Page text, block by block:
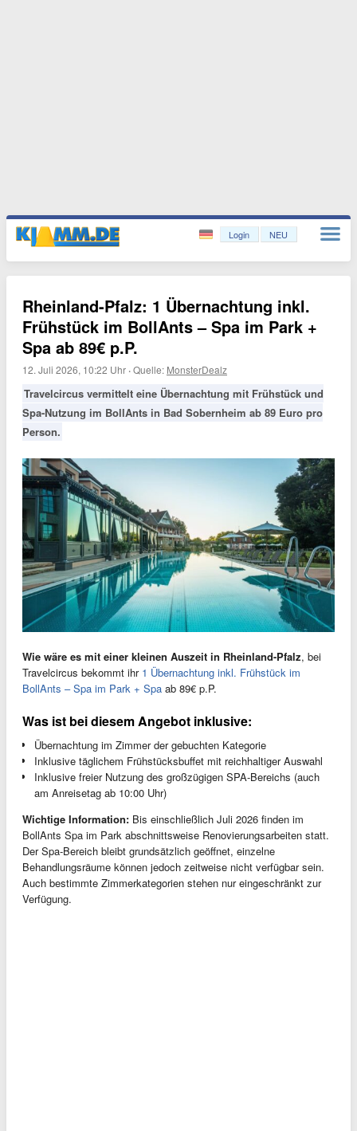
Login NEU
Rheinland-Pfalz: 1 Übernachtung inkl.
Frühstück im BollAnts – Spa im Park +
Spa ab 89€ p.P.
12. Juli 2026, 10:22 Uhr ·Quelle: MonsterDealz
Travelcircus vermittelt eine Übernachtung mit Frühstück und
Spa-Nutzung im BollAnts in Bad Sobernheim ab 89 Euro pro
Person.
Wie wäre es mit einer kleinen Auszeit in Rheinland-Pfalz, bei
Travelcircus bekommt ihr 1 Übernachtung inkl. Frühstück im
BollAnts – Spa im Park + Spa ab 89€ p.P.
Was ist bei diesem Angebot inklusive:
Übernachtung im Zimmer der gebuchten Kategorie
Inklusive täglichem Frühstücksbuffet mit reichhaltiger Auswahl
Inklusive freier Nutzung des großzügigen SPA-Bereichs (auch
am Anreisetag ab 10:00 Uhr)
Wichtige Information: Bis einschließlich Juli 2026 finden im
BollAnts Spa im Park abschnittsweise Renovierungsarbeiten statt.
Der Spa-Bereich bleibt grundsätzlich geöffnet, einzelne
Behandlungsräume können jedoch zeitweise nicht verfügbar sein.
Auch bestimmte Zimmerkategorien stehen nur eingeschränkt zur
Verfügung.